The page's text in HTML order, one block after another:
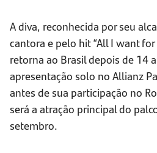
A diva, reconhecida por seu
cantora e pelo hit “All I want
retorna ao Brasil depois de 14
apresentação solo no Allianz
antes de sua participação no
será a atração principal do
setembro.